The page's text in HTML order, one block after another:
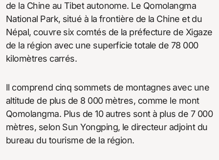
de la Chine au Tibet autonome. Le Qomolangma
National Park, situé à la frontière de la Chine et du
Népal, couvre six comtés de la préfecture de Xigaze
de la région avec une superficie totale de 78 000
kilomètres carrés.
Il comprend cinq sommets de montagnes avec une
altitude de plus de 8 000 mètres, comme le mont
Qomolangma. Plus de 10 autres sont à plus de 7 000
mètres, selon Sun Yongping, le directeur adjoint du
bureau du tourisme de la région.